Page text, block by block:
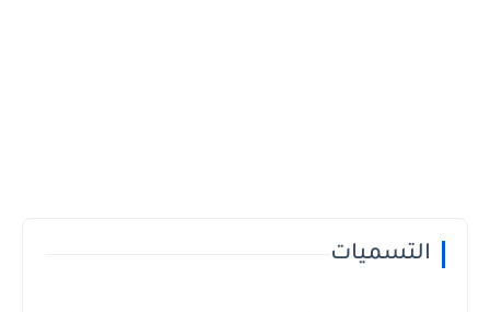
التسميات